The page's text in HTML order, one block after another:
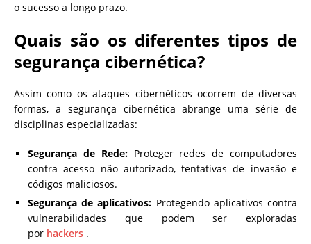
o sucesso a longo prazo.
Quais são os diferentes tipos de
segurança cibernética?
Assim como os ataques cibernéticos ocorrem de diversas
formas, a segurança cibernética abrange uma série de
disciplinas especializadas:
Segurança de Rede:Proteger redes de computadores
contra acesso não autorizado, tentativas de invasão e
códigos maliciosos.
Segurança de aplicativos: Protegendo aplicativos contra
vulnerabilidades que podem ser exploradas
por hackers .